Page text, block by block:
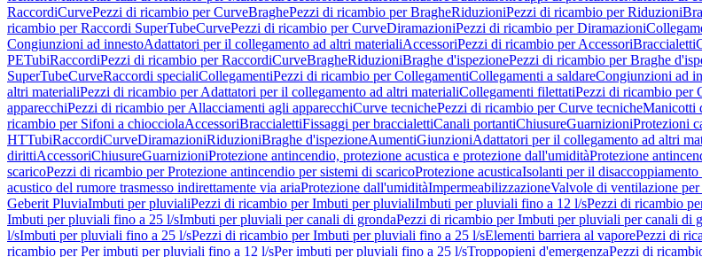
RaccordiCurvePezzi di ricambio per CurveBraghePezzi di ricambio per BragheRiduzioniPezzi di ricambio per Riduzioni
ricambio per Raccordi SuperTubeCurvePezzi di ricambio per CurveDiramazioniPezzi di ricambio per Diramazioni
Congiunzioni ad innestoAdattatori per il collegamento ad altri materialiAccessoriPezzi di ricambio per AccessoriBraccialetti
PETubiRaccordiPezzi di ricambio per RaccordiCurveBragheRiduzioniBraghe d'ispezionePezzi di ricambio per Braghe
SuperTubeCurveRaccordi specialiCollegamentiPezzi di ricambio per CollegamentiCollegamenti a saldareCongiunzioni ad
altri materialiPezzi di ricambio per Adattatori per il collegamento ad altri materialiCollegamenti filettatiPezzi di ricambio per
apparecchiPezzi di ricambio per Allacciamenti agli apparecchiCurve tecnichePezzi di ricambio per Curve tecnicheManicotti
ricambio per Sifoni a chiocciolaAccessoriBraccialettiFissaggi per braccialettiCanali portantiChiusureGuarnizioniProtezioni
HTTubiRaccordiCurveDiramazioniRiduzioniBraghe d'ispezioneAumentiGiunzioniAdattatori per il collegamento ad altri
dirittiAccessoriChiusureGuarnizioniProtezione antincendio, protezione acustica e protezione dall'umiditàProtezione
scaricoPezzi di ricambio per Protezione antincendio per sistemi di scaricoProtezione acusticaIsolanti per il
acustico del rumore trasmesso indirettamente via ariaProtezione dall'umiditàImpermeabilizzazioneValvole di ventilazione per
Geberit PluviaImbuti per pluvialiPezzi di ricambio per Imbuti per pluvialiImbuti per pluviali fino a 12 l/sPezzi di ricambio
Imbuti per pluviali fino a 25 l/sImbuti per pluviali per canali di grondaPezzi di ricambio per Imbuti per pluviali per canali di
l/sImbuti per pluviali fino a 25 l/sPezzi di ricambio per Imbuti per pluviali fino a 25 l/sElementi barriera al vaporePezzi di
ricambio per Per imbuti per pluviali fino a 12 l/sPer imbuti per pluviali fino a 25 l/sTroppopieni d'emergenzaPezzi di